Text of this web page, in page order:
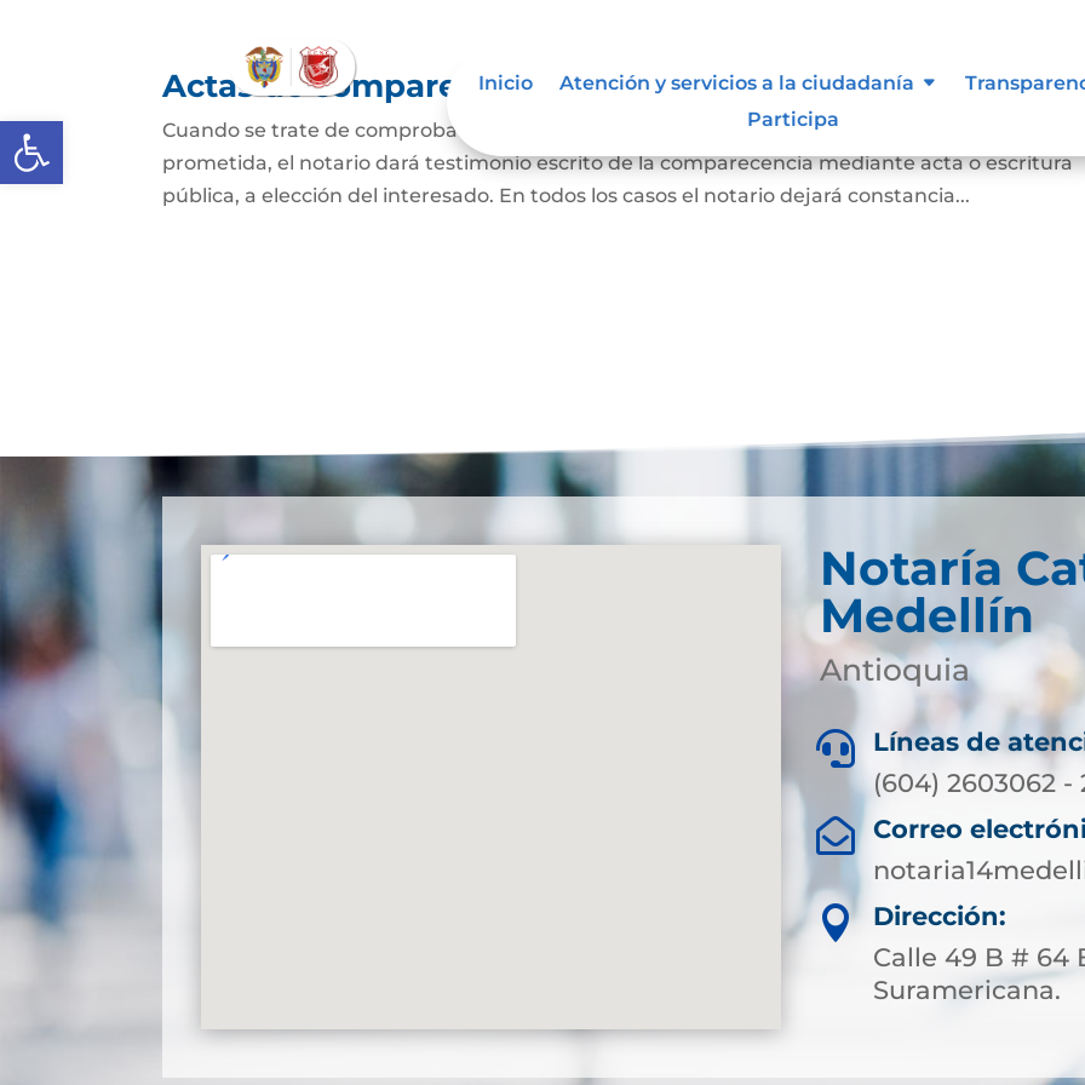
Abrir barra de herramientas
Inicio Atención y servicios a la ciudadanía
Participa
Actas de comparecencia para otorgar escritura pública
Cuando se trate de comprobar que una persona concurrió a la notaría a otorgar una escritura
prometida, el notario dará testimonio escrito de la comparecencia mediante acta o escritura
pública, a elección del interesado. En todos los casos el notario dejará constancia...
Notaría
Medellín
Antioquia

Líneas de
(604) 2603062 -

Correo

Dirección:
Calle 49 B # 64
Suramericana.